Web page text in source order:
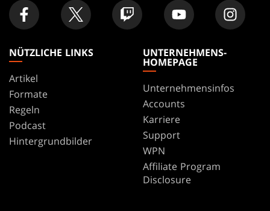
NÜTZLICHE LINKS
Artikel
Formate
Regeln
Podcast
Hintergrundbilder
UNTERNEHMENS-
HOMEPAGE
Unternehmensinfos
Accounts
Karriere
Support
WPN
Affiliate Program
Disclosure